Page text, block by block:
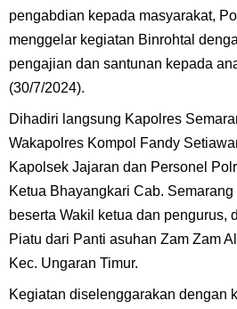
pengabdian kepada masyarakat,
menggelar kegiatan Binrohtal
pengajian dan santunan kepada
(30/7/2024).
Dihadiri langsung Kapolres
Wakapolres Kompol Fandy
Kapolsek Jajaran dan Personel
Ketua Bhayangkari Cab.
beserta Wakil ketua dan pengurus,
Piatu dari Panti asuhan Zam Zam
Kec. Ungaran Timur.
Kegiatan diselenggarakan dengan